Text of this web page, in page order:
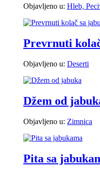
Objavljeno u: Hleb,
Prevrnuti
Objavljeno u: Deserti
Džem od
Objavljeno u: Zimnica
Pita sa